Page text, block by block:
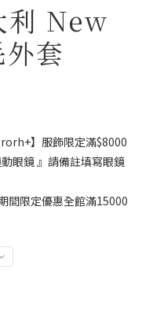
New
套
】服飾限定滿$8000
眼鏡 』請備註填寫眼鏡
間限定優惠全館滿15000